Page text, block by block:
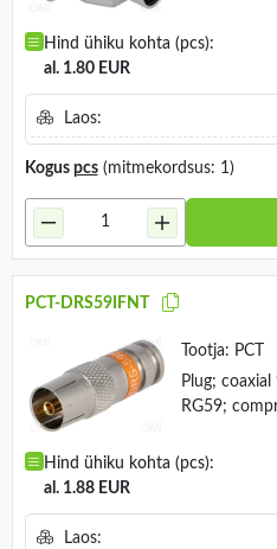
Hind ühiku kohta (pcs):
al. 1.80 EUR
Laos:
Kogus pcs(mitmekordsus: 1)
PCT-DRS59IFNT
Tootja: PCT
Plug;
RG59;
Hind ühiku kohta (pcs):
al. 1.88 EUR
Laos: